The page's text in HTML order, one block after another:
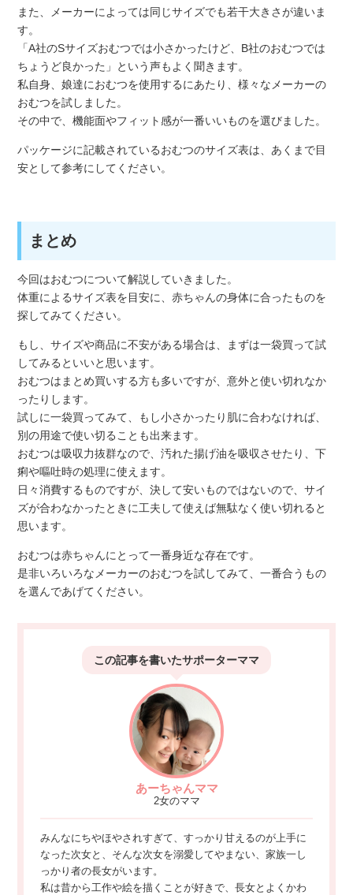
また、メーカーによっては同じサイズでも若干大きさが違いま
す。
「A社のSサイズおむつでは小さかったけど、B社のおむつでは
ちょうど良かった」という声もよく聞きます。
私自身、娘達におむつを使用するにあたり、様々なメーカーの
おむつを試しました。
その中で、機能面やフィット感が一番いいものを選びました。
パッケージに記載されているおむつのサイズ表は、あくまで目
安として参考にしてください。
まとめ
今回はおむつについて解説していきました。
体重によるサイズ表を目安に、赤ちゃんの身体に合ったものを
探してみてください。
もし、サイズや商品に不安がある場合は、まずは一袋買って試
してみるといいと思います。
おむつはまとめ買いする方も多いですが、意外と使い切れなか
ったりします。
試しに一袋買ってみて、もし小さかったり肌に合わなければ、
別の用途で使い切ることも出来ます。
おむつは吸収力抜群なので、汚れた揚げ油を吸収させたり、下
痢や嘔吐時の処理に使えます。
日々消費するものですが、決して安いものではないので、サイ
ズが合わなかったときに工夫して使えば無駄なく使い切れると
思います。
おむつは赤ちゃんにとって一番身近な存在です。
是非いろいろなメーカーのおむつを試してみて、一番合うもの
を選んであげてください。
この記事を書いたサポーターママ
あーちゃんママ
2女のママ
みんなにちやほやされすぎて、すっかり甘えるのが上手に
なった次女と、そんな次女を溺愛してやまない、家族一し
っかり者の長女がいます。
私は昔から工作や絵を描くことが好きで、長女とよくかわ